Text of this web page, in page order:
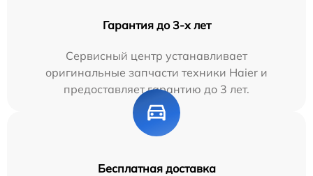
Гарантия до 3-х лет
Сервисный центр устанавливает
оригинальные запчасти техники Haier и
предоставляет гарантию до 3 лет.
Бесплатная доставка